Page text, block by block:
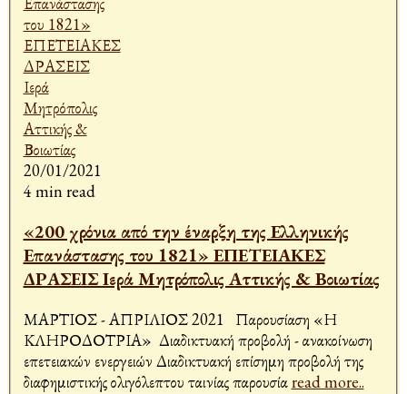
20/01/2021
4 min read
«200 χρόνια από την έναρξη της Ελληνικής
Επανάστασης του 1821» ΕΠΕΤΕΙΑΚΕΣ
ΔΡΑΣΕΙΣ Ιερά Μητρόπολις Αττικής & Βοιωτίας
ΜΑΡΤΙΟΣ - ΑΠΡΙΛΙΟΣ 2021 Παρουσίαση «Η
ΚΛΗΡΟΔΟΤΡΙΑ» Διαδικτυακή προβολή - ανακοίνωση
επετειακών ενεργειών Διαδικτυακή επίσημη προβολή της
διαφημιστικής ολιγόλεπτου ταινίας παρουσίαread more..